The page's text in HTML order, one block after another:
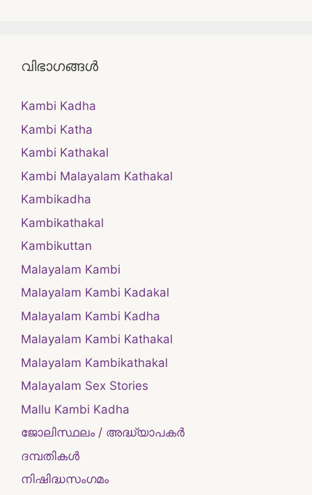
വിഭാഗങ്ങൾ
Kambi Kadha
Kambi Katha
Kambi Kathakal
Kambi Malayalam Kathakal
Kambikadha
Kambikathakal
Kambikuttan
Malayalam Kambi
Malayalam Kambi Kadakal
Malayalam Kambi Kadha
Malayalam Kambi Kathakal
Malayalam Kambikathakal
Malayalam Sex Stories
Mallu Kambi Kadha
ജോലിസ്ഥലം / അദ്ധ്യാപകർ
ദമ്പതികള്‍
നിഷിദ്ധസംഗമം